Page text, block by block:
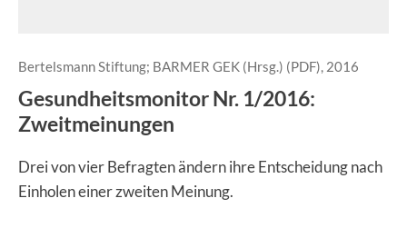
Bertelsmann Stiftung; BARMER GEK (Hrsg.) (PDF), 2016
Gesundheitsmonitor Nr. 1/2016:
Zweitmeinungen
Drei von vier Befragten ändern ihre Entscheidung nach
Einholen einer zweiten Meinung.